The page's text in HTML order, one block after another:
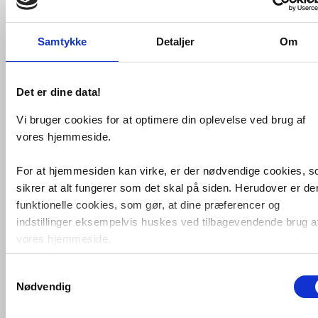
Samtykke Detaljer Om
Det er dine data!
Vi bruger cookies for at optimere din oplevelse ved brug af
vores hjemmeside.
For at hjemmesiden kan virke, er der nødvendige cookies,
sikrer at alt fungerer som det skal på siden. Herudover er
funktionelle cookies, som gør, at dine præferencer og
indstillinger eksempelvis huskes ved tilbagevendende brug
vores hjemmeside.
Foruden nødvendige og funktionelle cookies er der
cookies. Disse bruger vi bl.a. til at måle trafik, omsætning,
Nødvendig
Grohe K200 køkkenvask irustfrit stål
inkl. Bau Edge
køkkenarmatur i krom
Fragt 99,-
1.759,- Køb